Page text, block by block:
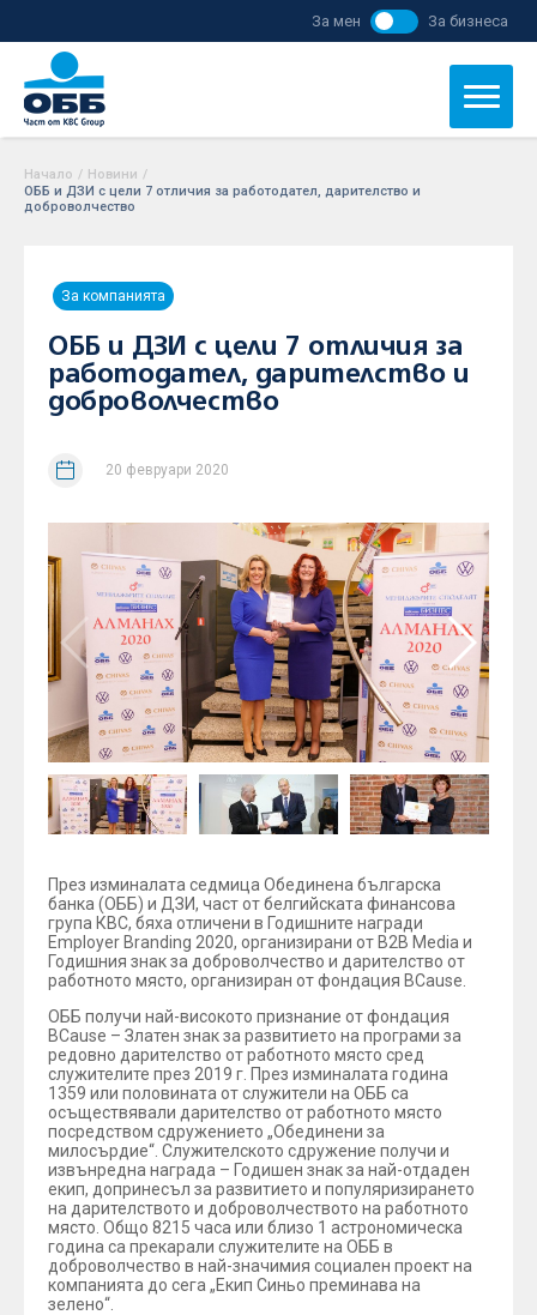
За мен За бизнеса
Начало / Новини /
ОББ и ДЗИ с цели 7 отличия за работодател, дарителство и
доброволчество
За компанията
ОББ и ДЗИ с цели 7 отличия за
работодател, дарителство и
доброволчество
20 февруари 2020
През изминалата седмица Обединена българска
банка (ОББ) и ДЗИ, част от белгийската финансова
група КВС, бяха отличени в Годишните награди
Employer Branding 2020, организирани от В2В Media и
Годишния знак за доброволчество и дарителство от
работното място, организиран от фондация BCause.
ОББ получи най-високото признание от фондация
BCause – Златен знак за развитието на програми за
редовно дарителство от работното място сред
служителите през 2019 г. През изминалата година
1359 или половината от служители на ОББ са
осъществявали дарителство от работното място
посредством сдружението „Обединени за
милосърдие“. Служителското сдружение получи и
извънредна награда – Годишен знак за най-отдаден
екип, допринесъл за развитието и популяризирането
на дарителството и доброволчеството на работното
място. Общо 8215 часа или близо 1 астрономическа
година са прекарали служителите на ОББ в
доброволчество в най-значимия социален проект на
компанията до сега „Екип Синьо преминава на
зелено“.